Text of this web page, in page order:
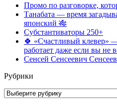
Промо по разговорке,
Танабата — время
японский 🎋
Субстантиваторы 250+
🍀 «Счастливый клевер»
работает даже если вы не
Сенсей Сенсеевич Сенсеев
Рубрики
Рубрики